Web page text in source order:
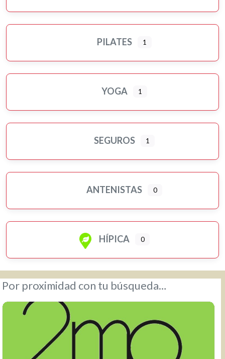
PILATES 1
YOGA 1
SEGUROS 1
ANTENISTAS 0
HÍPICA 0
Por proximidad con tu búsqueda…